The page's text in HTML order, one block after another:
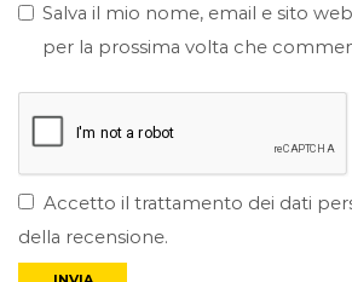
Salva il mio nome, email e sito
per la prossima volta che
Accetto il trattamento dei dati
della recensione.